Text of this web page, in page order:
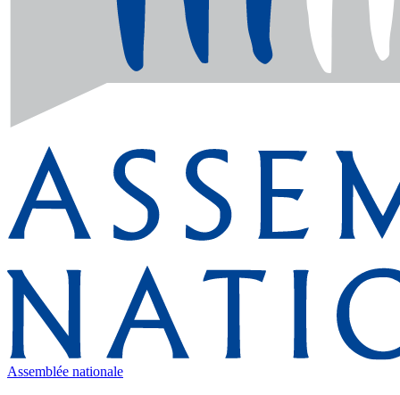
Assemblée nationale